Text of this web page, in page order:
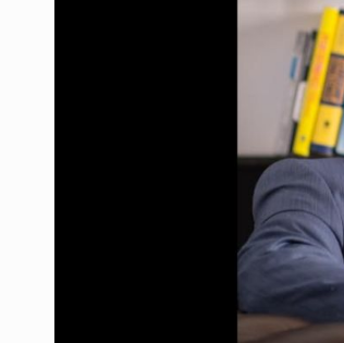
LEADERSHIP IN
CU BATERIILE
PUTTING ROMANIAN
OUR EDGE WILL
COFFEE IS OUR LOVE
Hard Enduro Piatra
Fondul de investitii